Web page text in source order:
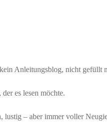
Anleitungsblog, nicht gefüllt
es lesen möchte.
– aber immer voller